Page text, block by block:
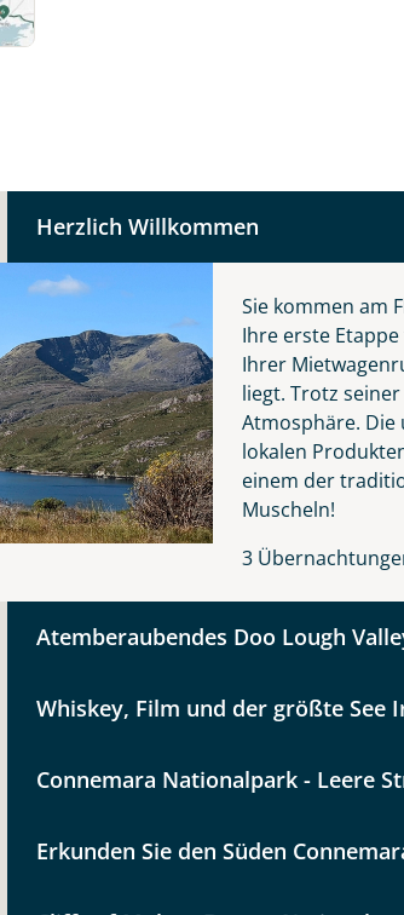
Merkliste
Keine Reisen auf der Merkliste
diese Reise
Irland - die grüne Insel
Facebook
Telegram
Dauer wählen
7 Tage
Herzlich Willkommen
Sie kommen am
Ihre erste
Ihrer
liegt. Trotz
Atmosphäre. Die
lokalen
einem der
Muscheln!
3
Atemberaubendes Doo Lough
Whiskey, Film und der größte See
Connemara Nationalpark - Leere
Erkunden Sie den Süden
Anzahl Kinder
Familienzimmer